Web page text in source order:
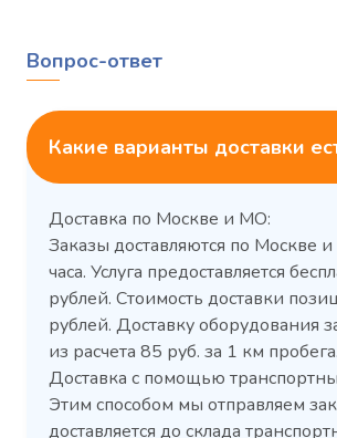
Холодильный шкаф
CM105-G из
стали
Расход
электроэнергии за
3,5
Вопрос-ответ
Какие варианты доставки
Доставка по Москве и МО:
Заказы доставляются по Москве
часа. Услуга предоставляется
рублей. Стоимость доставки
рублей. Доставку
из расчета 85 руб. за 1 км пробега.
Доставка с помощью
Этим способом мы отправляем
доставляется до склада